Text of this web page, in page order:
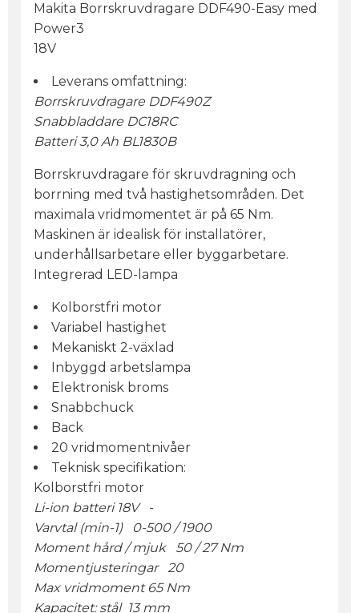
Makita Borrskruvdragare DDF490-Easy med
Power3
18V
Leverans omfattning:
Borrskruvdragare DDF490Z
Snabbladdare DC18RC
Batteri 3,0 Ah BL1830B
Borrskruvdragare för skruvdragning och
borrning med två hastighetsområden. Det
maximala vridmomentet är på 65 Nm.
Maskinen är idealisk för installatörer,
underhållsarbetare eller byggarbetare.
Integrerad LED-lampa
Kolborstfri motor
Variabel hastighet
Mekaniskt 2-växlad
Inbyggd arbetslampa
Elektronisk broms
Snabbchuck
Back
20 vridmomentnivåer
Teknisk specifikation:
Kolborstfri motor
Li-ion batteri 18V -
Varvtal (min-1) 0-500 / 1900
Moment hård / mjuk 50 / 27 Nm
Momentjusteringar 20
Max vridmoment 65 Nm
Kapacitet: stål 13 mm